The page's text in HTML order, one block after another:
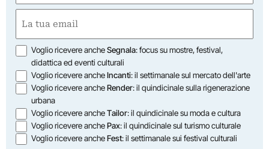
First
(Required)
Opzioni
Voglio ricevere ancheSegnala: focus su mostre, festival,
didattica ed eventi culturali
Voglio ricevere ancheIncanti: il settimanale sul mercato dell'arte
Voglio ricevere ancheRender: il quindicinale sulla rigenerazione
urbana
Voglio ricevere ancheTailor: il quindicinale su moda e cultura
Voglio ricevere anchePax: il quindicinale sul turismo culturale
Voglio ricevere ancheFest: il settimanale sui festival culturali